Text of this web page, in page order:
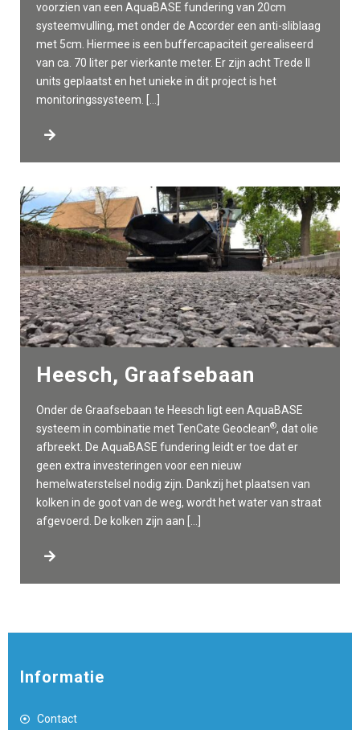
voorzien van een AquaBASE fundering van 20cm
systeemvulling, met onder de Accorder een anti-sliblaag
met 5cm. Hiermee is een buffercapaciteit gerealiseerd
van ca. 70 liter per vierkante meter. Er zijn acht Trede II
units geplaatst en het unieke in dit project is het
monitoringssysteem. […]
Heesch, Graafsebaan
Onder de Graafsebaan te Heesch ligt een AquaBASE
systeem in combinatie met TenCate Geoclean®, dat olie
afbreekt. De AquaBASE fundering leidt er toe dat er
geen extra investeringen voor een nieuw
hemelwaterstelsel nodig zijn. Dankzij het plaatsen van
kolken in de goot van de weg, wordt het water van straat
afgevoerd. De kolken zijn aan […]
Informatie
Contact